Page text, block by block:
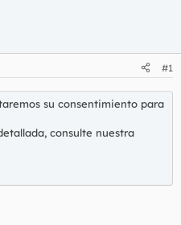
#1
su consentimiento para
consulte nuestra